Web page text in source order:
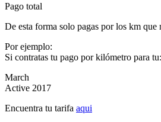
Pago total
De esta forma solo pagas por los km que
Por ejemplo:
Si contratas tu pago por kilómetro para tu:
March
Active 2017
Encuentra tu tarifa aqui